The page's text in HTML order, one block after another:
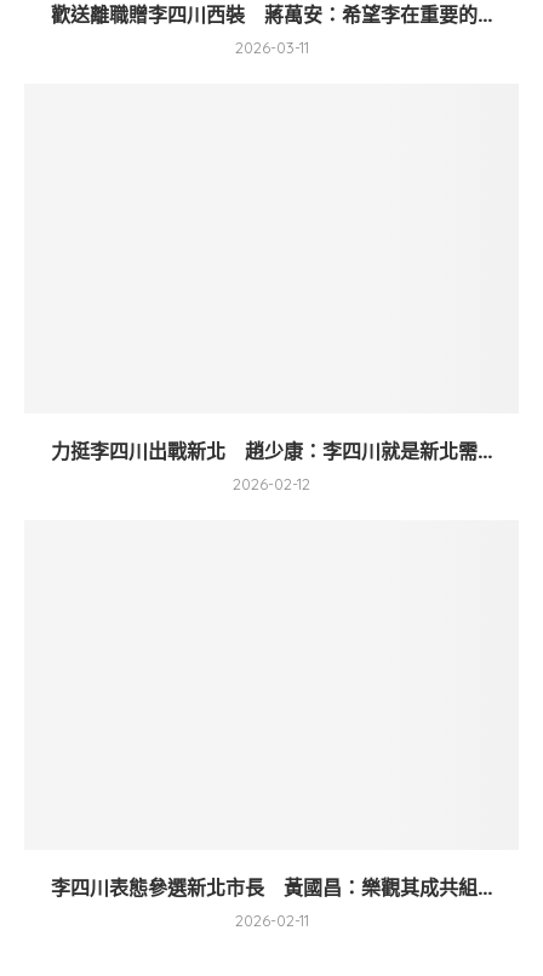
歡送離職贈李四川西裝 蔣萬安：希望李在重要的...
2026-03-11
力挺李四川出戰新北 趙少康：李四川就是新北需...
2026-02-12
李四川表態參選新北市長 黃國昌：樂觀其成共組...
2026-02-11